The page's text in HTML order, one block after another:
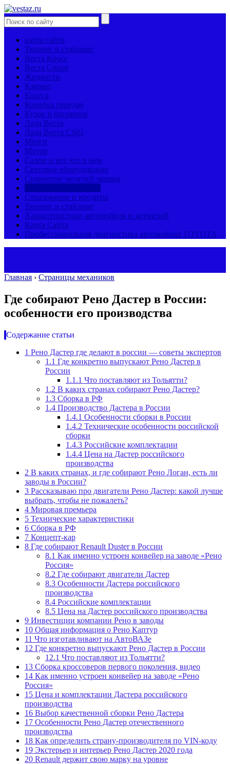
карта сайта
Тюнинг и стайлинг
Веста Кросс
Веста Спорт
Жидкости
Климат
Колеса
Коробка передач
Кузов и багажник
Лада Веста
Лада Веста CNG
Мозги
Мотор
Салон и все что в нем
Световое оборудование
Сравнение моделей машин
Страхование и кредиты
Тюнинг и стайлинг
Характеристики автомобиля и запчастей
Карта Сайта
Профессиональная диагностика автомобиля TOYOTA
Главная › Страницы механиков
Где собирают Рено Дастер в России:
особенности его производства
Содержание статьи
1 Рено Дастер где делают в россии — советы экспертов
1.1 Где конкретно выпускают Рено Дастер в
России
1.1.1 Что поставляют из Тольятти?
1.2 В каких странах собирают Рено Дастер?
1.3 Сборка в РФ
1.4 Производство Дастера в России
1.4.1 Особенности сборки в России
1.4.2 Технические особенности российской
сборки
1.4.3 Российские комплектации
1.4.4 Цена на Дастер российского
производства
2 В каких странах, и где собирают Рено Логан, есть ли
заводы в России?
3 Рассказываю про двигатели Рено Дастер: какой лучше
выбрать, чтобы не пожалеть?
4 Мировая премьера
5 Технические характеристики
6 Сборка в РФ
7 Концепт-кар
8 Где собирают Renault Duster в России
8.1 Как именно устроен конвейер на заводе «Рено
Россия»
8.2 Где собирают двигатели Дастер
8.3 Особенности Дастера российского
производства
8.4 Российские комплектации
8.5 Цена на Дастер российского производства
9 Инвестиции компании Рено в заводы
10 Общая информация о Рено Каптур
11 Что изготавливают на АвтоВАЗе
12 Где конкретно выпускают Рено Дастер в России
12.1 Что поставляют из Тольятти?
13 Сборка кроссоверов первого поколения, видео
14 Как именно устроен конвейер на заводе «Рено
Россия»
15 Цена и комплектации Дастера российского
производства
16 Выбор качественной сборки Рено Дастера
17 Особенности Рено Дастер отечественного
производства
18 Как определить страну-производителя по VIN-коду
19 Экстерьер и интерьер Рено Дастер 2020 года
20 Renault держит свою марку на уровне